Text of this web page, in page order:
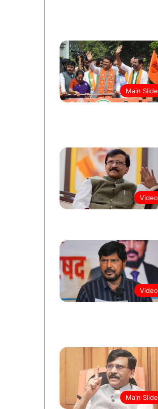
Main Slide
Video
Video
Main Slide